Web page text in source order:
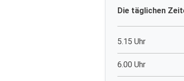
Die täglichen
5.15 Uhr
6.00 Uhr